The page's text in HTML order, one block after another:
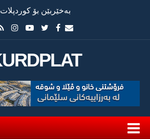
بەخێربێن بۆ کوردپلات
KURDPLAT